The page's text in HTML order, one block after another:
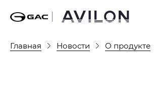
Главная Новости О продукте